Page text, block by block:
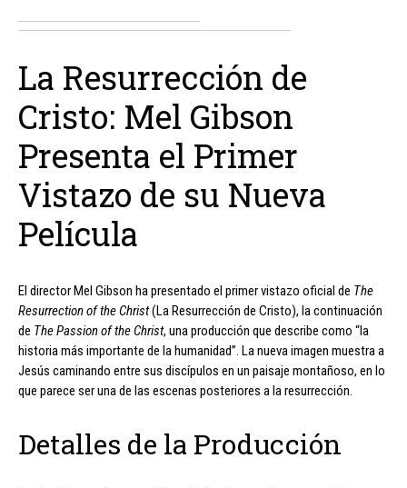
La Resurrección de
Cristo: Mel Gibson
Presenta el Primer
Vistazo de su Nueva
Película
El director Mel Gibson ha presentado el primer vistazo oficial de The
Resurrection of the Christ(La Resurrección de Cristo), la continuación
de The Passion of the Christ, una producción que describe como “la
historia más importante de la humanidad”. La nueva imagen muestra a
Jesús caminando entre sus discípulos en un paisaje montañoso, en lo
que parece ser una de las escenas posteriores a la resurrección.
Detalles de la Producción